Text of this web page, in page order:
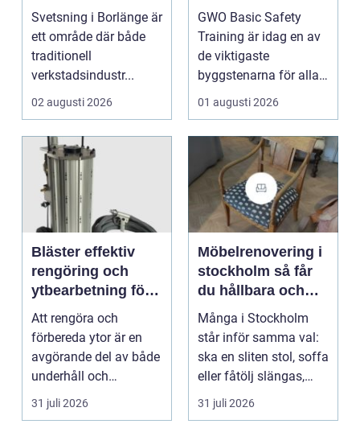
konstruktion
Svetsning i Borlänge är
ett område där både
traditionell
verkstadsindustr...
02 augusti 2026
vindkraftsbransch
en
GWO Basic Safety
Training är idag en av
de viktigaste
byggstenarna för alla
som vill arbet...
01 augusti 2026
Bläster effektiv
rengöring och
ytbearbetning för
proffs och
hantverkare
Att rengöra och
förbereda ytor är en
avgörande del av både
underhåll och
renovering. Färg, rost,
smu...
31 juli 2026
Möbelrenovering i
stockholm så får
du hållbara och
vackra möbler
Många i Stockholm
står inför samma val:
ska en sliten stol, soffa
eller fåtölj slängas,
säljas billi...
31 juli 2026